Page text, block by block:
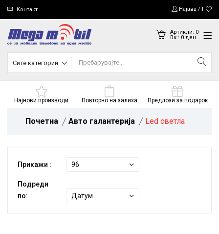
Контакт Најава /
Артикли: 0
Вк.: 0ден.
Сите категории
Најнови производи Повторно на залиха Предлози за подарок
Почетна Авто галантерија Led светла
Прикажи :
Подреди
по: